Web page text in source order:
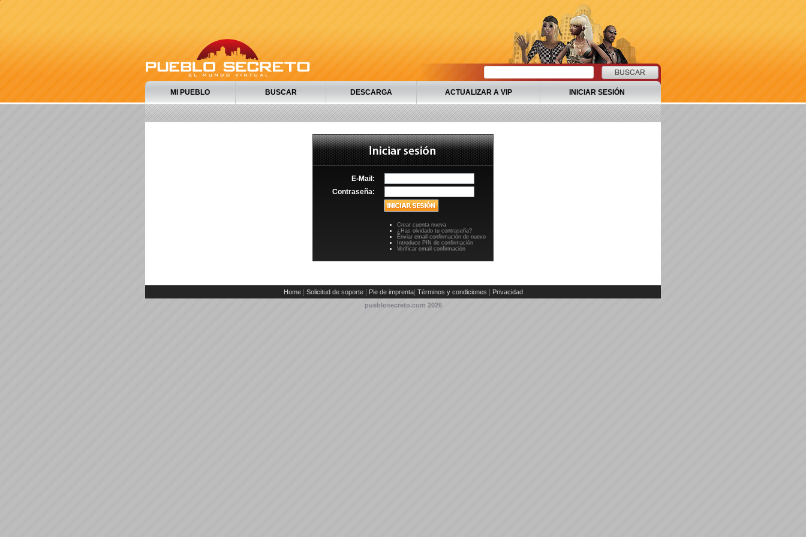
MI PUEBLO BUSCAR DESCARGA ACTUALIZAR A VIP INICIAR SESIÓN
E-Mail:
Contraseña:
Crear cuenta nueva
¿Has olvidado tu contraseña?
Enviar email confirmación de nuevo
Introduce PIN de confirmación
Verificar email confirmación
Home Solicitud de soporte Pie de imprenta| Términos y condiciones
Privacidad
pueblosecreto.com 2026